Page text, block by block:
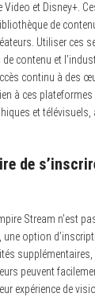
Video et Disney+.
de
Utiliser ces
contenu et
continu à des
à ces
et télévisuels,
de
Stream n’est
une option
peuvent
expérience de